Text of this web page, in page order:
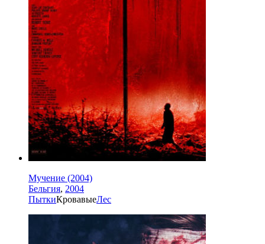
Мучение (2004)
Бельгия, 2004
ПыткиКровавыеЛес